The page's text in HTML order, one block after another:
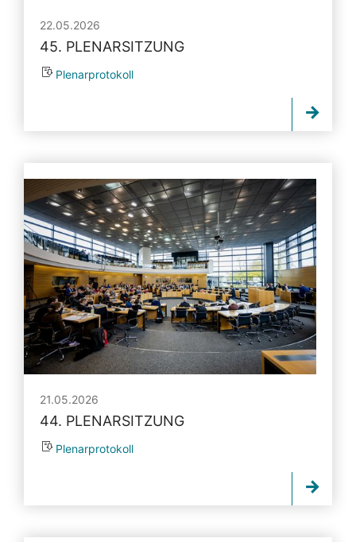
22.05.2026
45. PLENARSITZUNG
Plenarprotokoll
21.05.2026
44. PLENARSITZUNG
Plenarprotokoll